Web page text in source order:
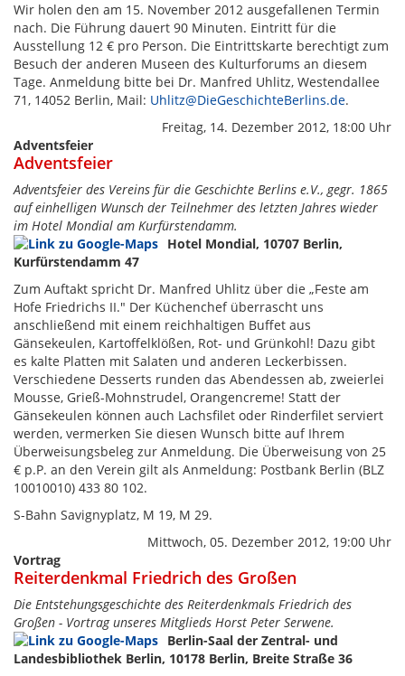
Wir holen den am 15. November 2012 ausgefallenen Termin
nach. Die Führung dauert 90 Minuten. Eintritt für die
Ausstellung 12 € pro Person. Die Eintrittskarte berechtigt zum
Besuch der anderen Museen des Kulturforums an diesem
Tage. Anmeldung bitte bei Dr. Manfred Uhlitz, Westendallee
71, 14052 Berlin, Mail: Uhlitz@DieGeschichteBerlins.de.
Freitag, 14. Dezember 2012, 18:00 Uhr
Adventsfeier
Adventsfeier
Adventsfeier des Vereins für die Geschichte Berlins e.V., gegr. 1865
auf einhelligen Wunsch der Teilnehmer des letzten Jahres wieder
im Hotel Mondial am Kurfürstendamm.
Hotel Mondial, 10707 Berlin,
Kurfürstendamm 47
Zum Auftakt spricht Dr. Manfred Uhlitz über die „Feste am
Hofe Friedrichs II." Der Küchenchef überrascht uns
anschließend mit einem reichhaltigen Buffet aus
Gänsekeulen, Kartoffelklößen, Rot- und Grünkohl! Dazu gibt
es kalte Platten mit Salaten und anderen Leckerbissen.
Verschiedene Desserts runden das Abendessen ab, zweierlei
Mousse, Grieß-Mohnstrudel, Orangencreme! Statt der
Gänsekeulen können auch Lachsfilet oder Rinderfilet serviert
werden, vermerken Sie diesen Wunsch bitte auf Ihrem
Überweisungsbeleg zur Anmeldung. Die Überweisung von 25
€ p.P. an den Verein gilt als Anmeldung: Postbank Berlin (BLZ
10010010) 433 80 102.
S-Bahn Savignyplatz, M 19, M 29.
Mittwoch, 05. Dezember 2012, 19:00 Uhr
Vortrag
Reiterdenkmal Friedrich des Großen
Die Entstehungsgeschichte des Reiterdenkmals Friedrich des
Großen - Vortrag unseres Mitglieds Horst Peter Serwene.
Berlin-Saal der Zentral- und
Landesbibliothek Berlin, 10178 Berlin, Breite Straße 36